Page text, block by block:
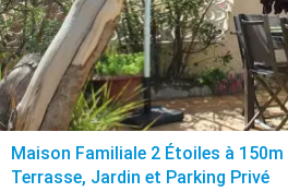
Maison Familiale 2 Étoiles à 150m
Terrasse, Jardin et Parking Privé